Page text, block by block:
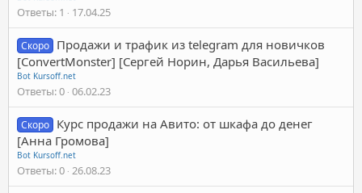
Ответы 1 17.04.25
Скоро Продажи и трафик из telegram для новичков
[ConvertMonster] [Сергей Норин, Дарья Васильева]
Bot Kursoff.net
Ответы 0 06.02.23
Скоро Курс продажи на Авито: от шкафа до денег
[Анна Громова]
Bot Kursoff.net
Ответы 0 26.08.23